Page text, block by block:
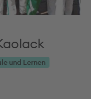
und Lernen